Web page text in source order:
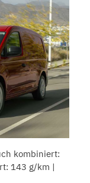
kombiniert:
143 g/km |